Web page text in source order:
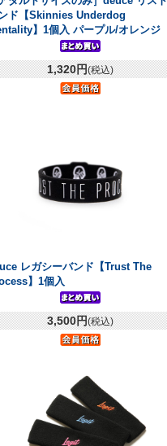
ド【Skinnies Underdog
】1個入 パープル/オレンジ
1,320円(税込)
レガシーバンド【Trust The
】1個入
3,500円(税込)